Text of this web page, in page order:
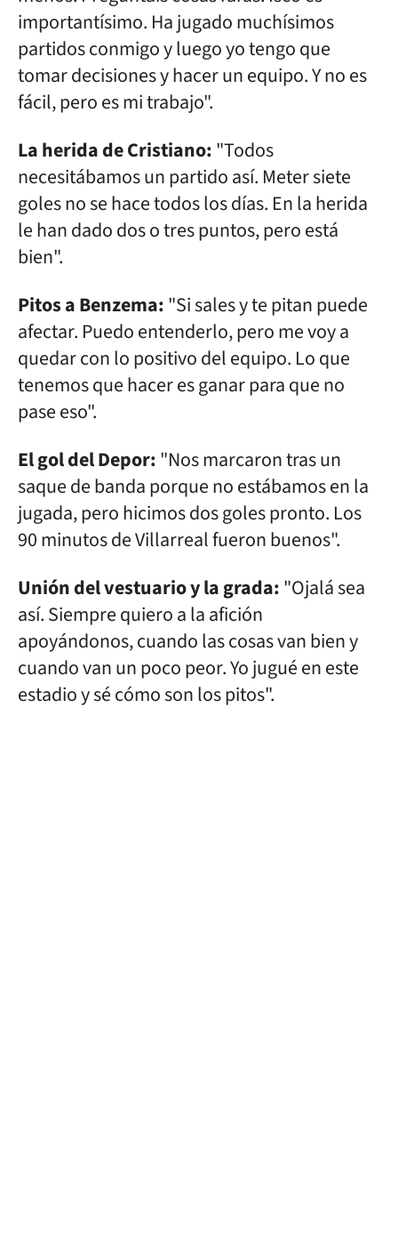
importantísimo. Ha jugado muchísimos
partidos conmigo y luego yo tengo que
tomar decisiones y hacer un equipo. Y no es
fácil, pero es mi trabajo".
La herida de Cristiano:"Todos
necesitábamos un partido así. Meter siete
goles no se hace todos los días. En la herida
le han dado dos o tres puntos, pero está
bien".
Pitos a Benzema:"Si sales y te pitan puede
afectar. Puedo entenderlo, pero me voy a
quedar con lo positivo del equipo. Lo que
tenemos que hacer es ganar para que no
pase eso".
El gol del Depor:"Nos marcaron tras un
saque de banda porque no estábamos en la
jugada, pero hicimos dos goles pronto. Los
90 minutos de Villarreal fueron buenos".
Unión del vestuario y la grada:"Ojalá sea
así. Siempre quiero a la afición
apoyándonos, cuando las cosas van bien y
cuando van un poco peor. Yo jugué en este
estadio y sé cómo son los pitos".